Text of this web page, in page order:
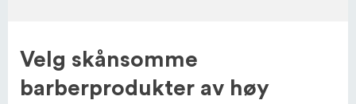
Velg skånsomme
barberprodukter av høy